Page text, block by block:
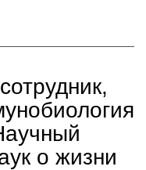
о жизни